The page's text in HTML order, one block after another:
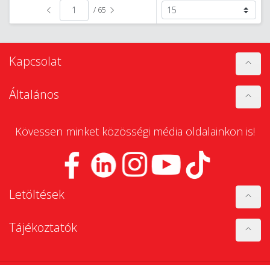
/ 65
Kapcsolat
Általános
Kövessen minket közösségi média oldalainkon is!
Letöltések
Tájékoztatók